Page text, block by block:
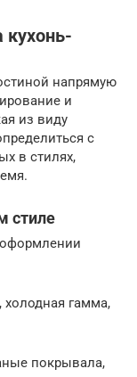
кухонь-
напрямую
и
из виду
с
в стилях,
стиле
гамма,
покрывала,